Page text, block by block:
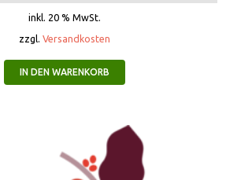
inkl. 20 % MwSt.
zzgl. Versandkosten
IN DEN WARENKORB